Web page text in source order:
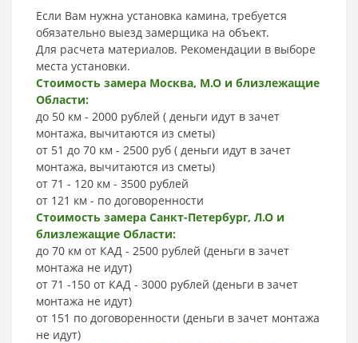
Если Вам нужна установка камина, требуется
обязательно выезд замерщика на объект.
Для расчета материалов. Рекомендации в выборе
места установки.
Стоимость замера Москва, М.О и близлежащие
Области:
до 50 км - 2000 рублей ( деньги идут в зачет
монтажа, вычитаются из сметы)
от 51 до 70 км - 2500 руб ( деньги идут в зачет
монтажа, вычитаются из сметы)
от 71 - 120 км - 3500 рублей
от 121 км - по договоренности
Стоимость замера Санкт-Петербург, Л.О и
близлежащие Области:
до 70 км от КАД - 2500 рублей (деньги в зачет
монтажа не идут)
от 71 -150 от КАД - 3000 рублей (деньги в зачет
монтажа не идут)
от 151 по договоренности (деньги в зачет монтажа
не идут)